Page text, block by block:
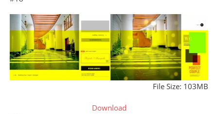
File Size: 103MB
Download